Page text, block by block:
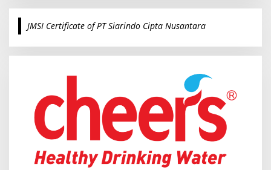
r
c
o
JMSI Certificate of PT Siarindo Cipta Nusantara